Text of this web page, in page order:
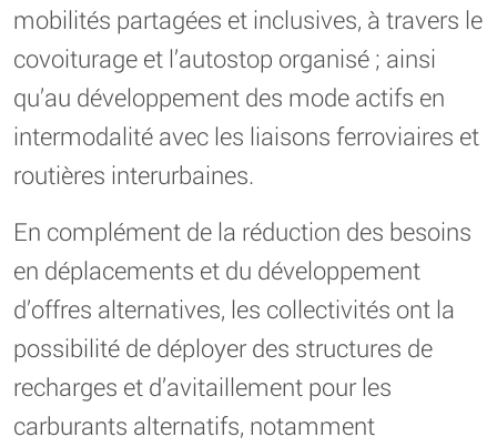
mobilités partagées et inclusives, à travers le
covoiturage et l’autostop organisé ; ainsi
qu’au développement des mode actifs en
intermodalité avec les liaisons ferroviaires et
routières interurbaines.
En complément de la réduction des besoins
en déplacements et du développement
d’offres alternatives, les collectivités ont la
possibilité de déployer des structures de
recharges et d’avitaillement pour les
carburants alternatifs, notamment